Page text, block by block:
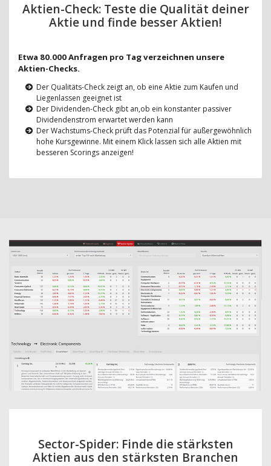
Aktien-Check: Teste die Qualität deiner
Aktie und finde besser Aktien!
Etwa 80.000 Anfragen pro Tag verzeichnen unsere
Aktien-Checks.
Der Qualitäts-Check zeigt an, ob eine Aktie zum Kaufen und
Liegenlassen geeignet ist
Der Dividenden-Check gibt an,ob ein konstanter passiver
Dividendenstrom erwartet werden kann
Der Wachstums-Check prüft das Potenzial für außergewöhnlich
hohe Kursgewinne. Mit einem Klick lassen sich alle Aktien mit
besseren Scorings anzeigen!
Sector-Spider: Finde die stärksten
Aktien aus den stärksten Branchen